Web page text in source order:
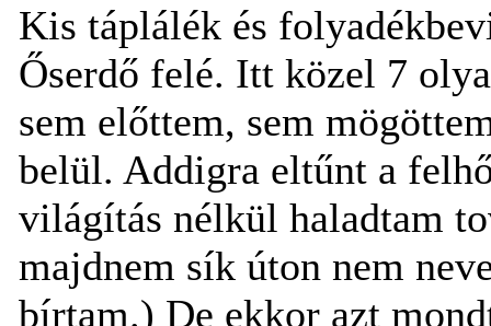
Kis táplálék és
Őserdő felé. Itt közel 7
sem előttem, sem
belül. Addigra eltűnt a
világítás nélkül haladtam
majdnem sík úton nem
bírtam.) De ekkor azt